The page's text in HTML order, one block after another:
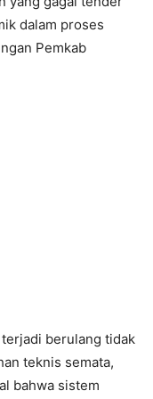
dalam proses
Pemkab
berulang tidak
teknis semata,
bahwa sistem